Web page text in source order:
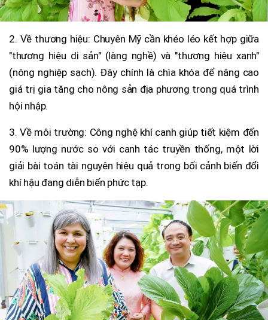
2. Về thương hiệu: Chuyên Mỹ cần khéo léo kết hợp giữa
"thương hiệu di sản" (làng nghề) và "thương hiệu xanh"
(nông nghiệp sạch). Đây chính là chìa khóa để nâng cao
giá trị gia tăng cho nông sản địa phương trong quá trình
hội nhập.
3. Về môi trường: Công nghệ khí canh giúp tiết kiệm đến
90% lượng nước so với canh tác truyền thống, một lời
giải bài toán tài nguyên hiệu quả trong bối cảnh biến đổi
khí hậu đang diễn biến phức tạp.